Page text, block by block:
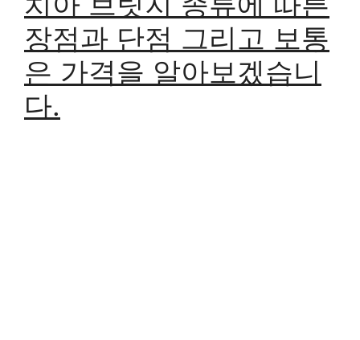
장점과 단점 그리고 보통
은 가격을 알아보겠습니
다.